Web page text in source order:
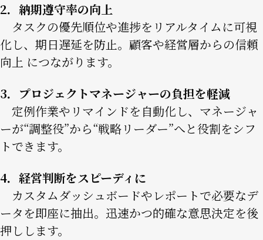
2．納期遵守率の向上
タスクの優先順位や進捗をリアルタイムに可視
化し、期日遅延を防止。顧客や経営層からの信頼
向上 につながります。
3．プロジェクトマネージャーの負担を軽減
定例作業やリマインドを自動化し、マネージャ
ーが“調整役”から“戦略リーダー”へと役割をシフ
トできます。
4．経営判断をスピーディに
カスタムダッシュボードやレポートで必要なデ
ータを即座に抽出。迅速かつ的確な意思決定を後
押しします。